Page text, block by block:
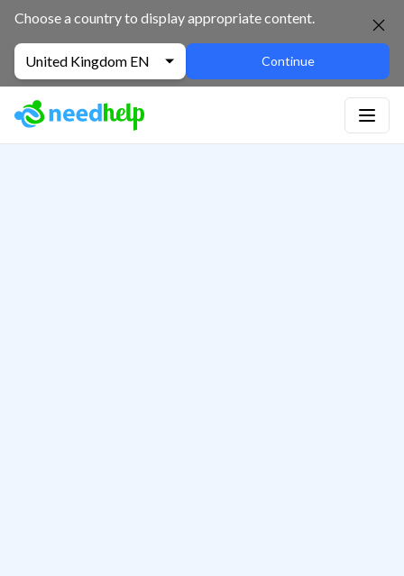
Choose a country to display appropriate content.
United Kingdom EN Continue